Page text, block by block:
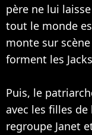
père ne lui
tout le monde
monte sur
forment les
Puis, le
avec les filles de
regroupe Janet